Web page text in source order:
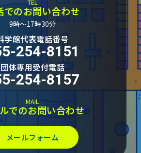
TEL
でのお問い合わせ
9時～17時30分
学館代表電話番号
254-8151
団体専用受付電話
254-8157
MAIL
でのお問い合わせ
メールフォーム